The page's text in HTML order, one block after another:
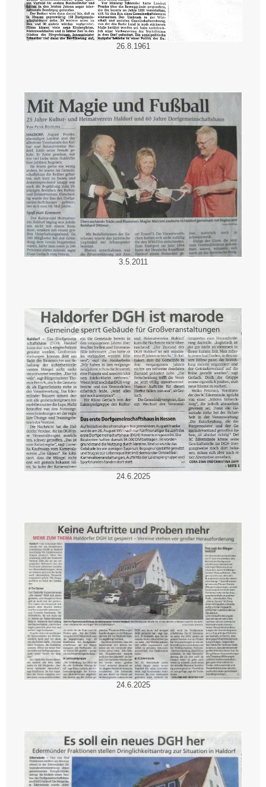
26.8.1961
3.5.2011
24.6.2025
24.6.2025